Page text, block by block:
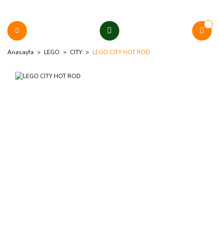
Anasayfa LEGO CITY LEGO CİTY HOT ROD